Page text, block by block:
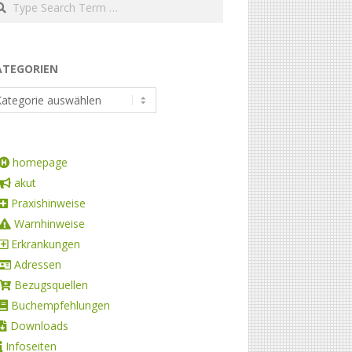
homepage
akut
Praxishinweise
Warnhinweise
Erkrankungen
Adressen
Bezugsquellen
Buchempfehlungen
Downloads
Infoseiten